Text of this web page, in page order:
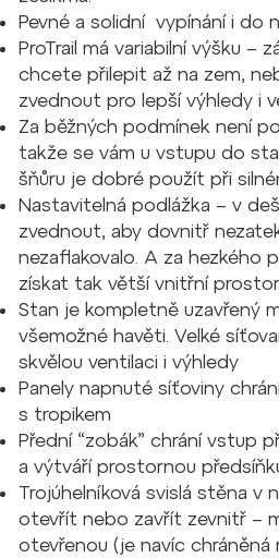
Pevné a solidní vypínání i do
ProTrail má variabilní výšku –
chcete přilepit až na zem,
zvednout pro lepší výhledy i
Za běžných podmínek není
takže se vám u vstupu do
šňůru je dobré použít při
Nastavitelná podlážka – v
zvednout, aby dovnitř
nezaflakovalo. A za hezkého
získat tak větší vnitřní prostor.
Stan je kompletně uzavřený
všemožné havěti. Velké
skvělou ventilaci i výhledy
Panely napnuté síťoviny
s tropikem
Přední “zobák” chrání vstup
a výtváří prostornou
Trojúhelníková svislá stěna v
otevřít nebo zavřít zevnitř –
otevřenou (je navíc